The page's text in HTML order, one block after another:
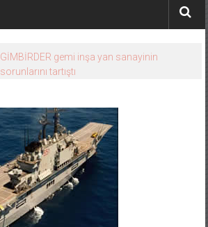
GİMBİRDER gemi inşa yan sanayinin
sorunlarını tartıştı